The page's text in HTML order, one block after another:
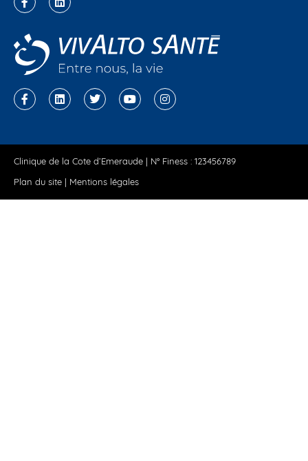
Clinique de la Cote d’Emeraude | N° Finess : 123456789
Plan du site | Mentions légales